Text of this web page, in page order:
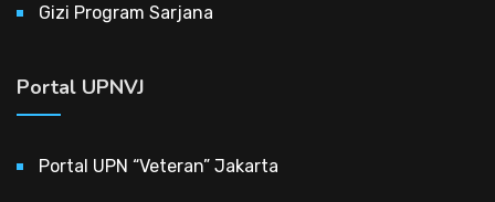
Gizi Program Sarjana
Portal UPNVJ
Portal UPN “Veteran” Jakarta